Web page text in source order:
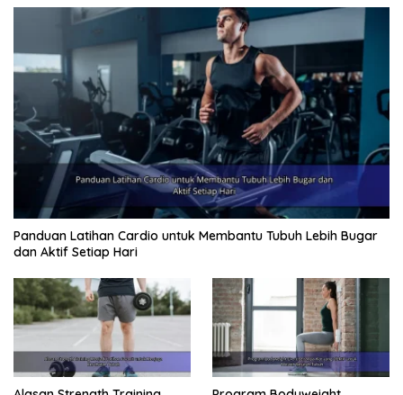
Panduan Latihan Cardio untuk Membantu Tubuh Lebih Bugar
dan Aktif Setiap Hari